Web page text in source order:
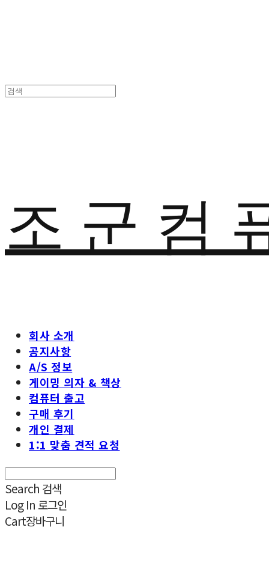
조 군 컴
회사 소개
공지사항
A/S 정보
게이밍 의자 & 책상
컴퓨터 출고
구매 후기
개인 결제
1:1 맞춤 견적 요청
Search 검색
Log In 로그인
Cart장바구니